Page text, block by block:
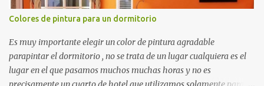
Colores de pintura para un dormitorio
Es muy importante elegir un color de pintura agradable
parapintar el dormitorio , no se trata de un lugar cualquiera es el
lugar en el que pasamos muchos muchas horas y no es